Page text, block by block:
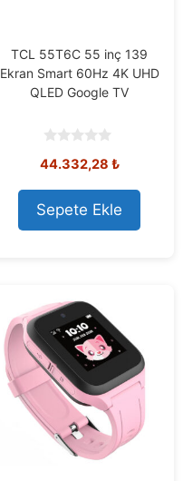
TCL 55T6C 55 inç 139
Ekran Smart 60Hz 4K UHD
QLED Google TV
o
t
o
f
5
44.332,28 ₺
Sepete Ekle